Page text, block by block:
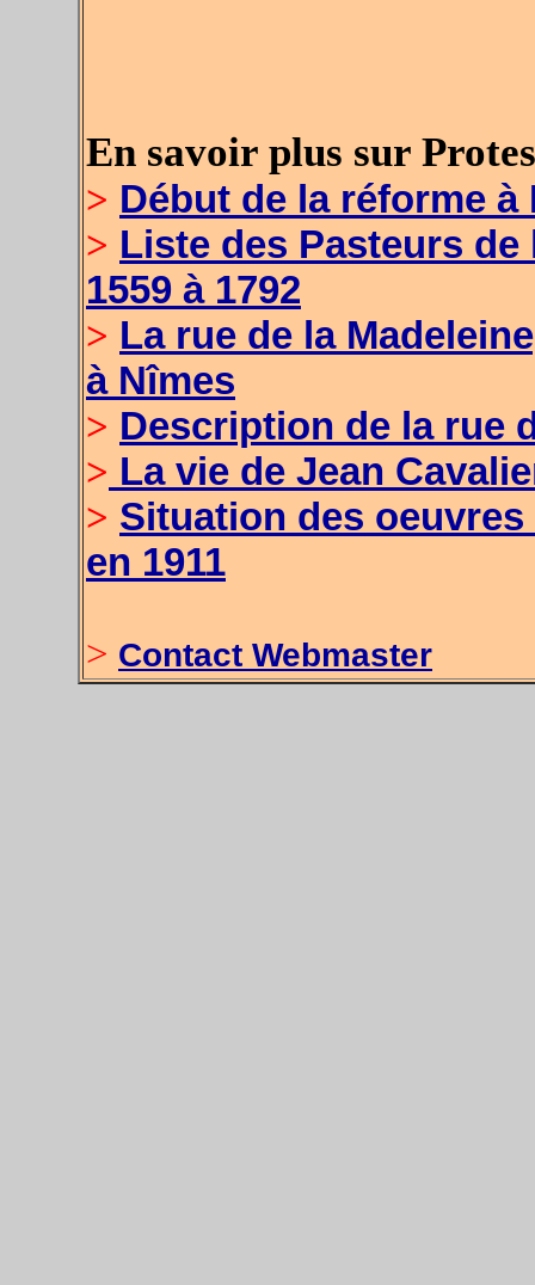
En savoir plus sur
> Début de la réforme à
> Liste des Pasteurs
1559 à 1792
> La rue de la
à Nîmes
> Description de la rue
> La vie de Jean
> Situation des
en 1911
> Contact Webmaster